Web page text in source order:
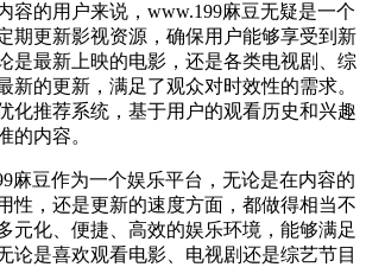
容的用户来说，www.199麻豆无疑是一个
期更新影视资源，确保用户能够享受到新
是最新上映的电影，还是各类电视剧、综
新的更新，满足了观众对时效性的需求。
化推荐系统，基于用户的观看历史和兴趣
的内容。
麻豆作为一个娱乐平台，无论是在内容的
性，还是更新的速度方面，都做得相当不
元化、便捷、高效的娱乐环境，能够满足
论是喜欢观看电影、电视剧还是综艺节目